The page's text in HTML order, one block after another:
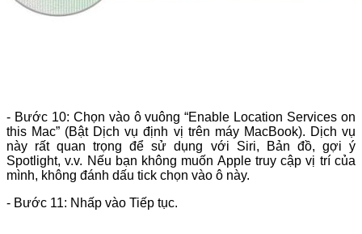
- Bước 10: Chọn vào ô vuông “Enable Location Services on
this Mac” (Bật Dịch vụ định vị trên máy MacBook). Dịch vụ
này rất quan trọng để sử dụng với Siri, Bản đồ, gợi ý
Spotlight, v.v. Nếu bạn không muốn Apple truy cập vị trí của
mình, không đánh dấu tick chọn vào ô này.
- Bước 11: Nhấp vào Tiếp tục.